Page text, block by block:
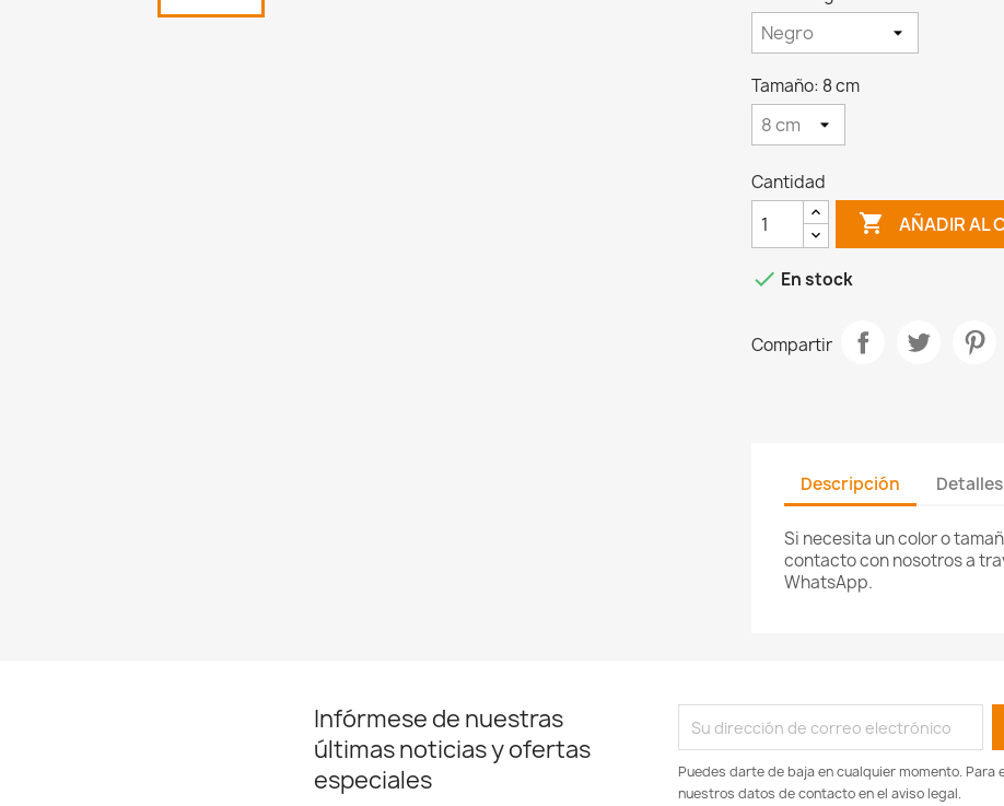
Tamaño: 8 cm
Cantidad
 AÑADIR AL
 En stock
Compartir
Descripción
Si necesita un color o
contacto con nosotros a
WhatsApp.
Infórmese de nuestras
últimas noticias y ofertas
especiales
Puedes darte de baja en cualquier momento. Para
nuestros datos de contacto en el aviso legal.